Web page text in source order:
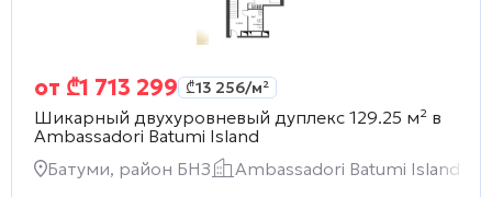
от ₾1 713 299 ₾13 256/м²
Шикарный двухуровневый дуплекс 129.25 м² в
Ambassadori Batumi Island
Батуми, район БНЗ
Ambassadori Batumi Island